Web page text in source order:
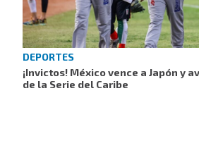
DEPORTES
¡Invictos! México vence a Japón y
de la Serie del Caribe